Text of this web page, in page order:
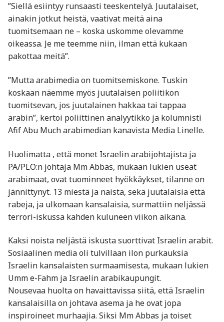
”Siellä esiintyy runsaasti teeskentelyä. Juutalaiset,
ainakin jotkut heistä, vaativat meitä aina
tuomitsemaan ne – koska uskomme olevamme
oikeassa. Je me teemme niin, ilman että kukaan
pakottaa meitä”.
”Mutta arabimedia on tuomitsemiskone. Tuskin
koskaan näemme myös juutalaisen poliitikon
tuomitsevan, jos juutalainen hakkaa tai tappaa
arabin”, kertoi poliittinen analyytikko ja kolumnisti
Afif Abu Much arabimedian kanavista Media Linelle.
Huolimatta , että monet Israelin arabijohtajista ja
PA/PLO:n johtaja Mm Abbas, mukaan lukien useat
arabimaat, ovat tuominneet hyökkäykset, tilanne on
jännittynyt. 13 miestä ja naista, sekä juutalaisia että
rabeja, ja ulkomaan kansalaisia, surmattiin neljässä
terrori-iskussa kahden kuluneen viikon aikana.
Kaksi noista neljästä iskusta suorttivat Israelin arabit.
Sosiaalinen media oli tulvillaan ilon purkauksia
Israelin kansalaisten surmaamisesta, mukaan lukien
Umm e-Fahm ja Israelin arabikaupungit.
Nousevaa huolta on havaittavissa siitä, että Israelin
kansalaisilla on johtava asema ja he ovat jopa
inspiroineet murhaajia. Siksi Mm Abbas ja toiset